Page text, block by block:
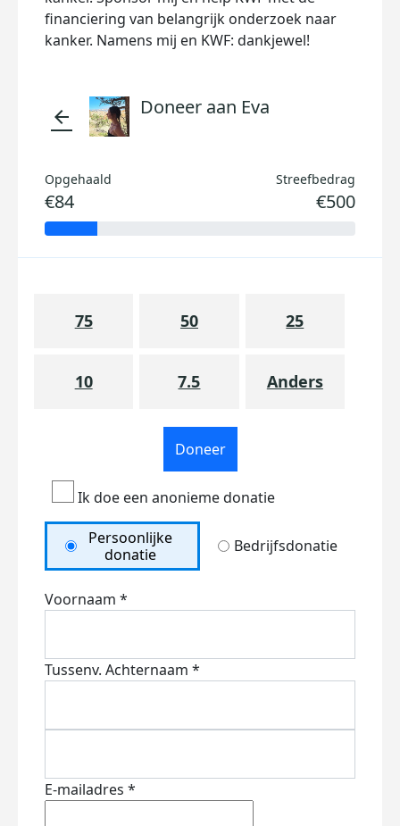
financiering van belangrijk onderzoek naar
kanker. Namens mij en KWF: dankjewel!
arrow_back Doneer aan Eva
Opgehaald
€84
Streefbedrag
€500
75 50 25
10 7.5 Anders
Doneer
Ik doe een anonieme donatie
Persoonlijke
donatie
Bedrijfsdonatie
Voornaam *
Tussenv. Achternaam *
E-mailadres *